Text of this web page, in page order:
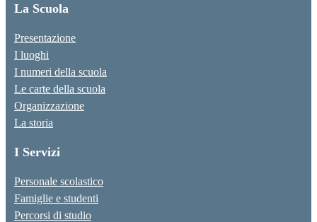
La Scuola
Presentazione
I luoghi
I numeri della scuola
Le carte della scuola
Organizzazione
La storia
I Servizi
Personale scolastico
Famiglie e studenti
Percorsi di studio